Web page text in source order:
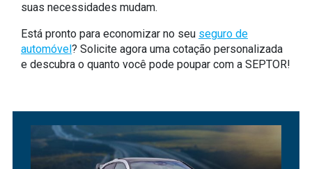
suas necessidades mudam.
Está pronto para economizar no seu seguro de
automóvel? Solicite agora uma cotação personalizada
e descubra o quanto você pode poupar com a SEPTOR!